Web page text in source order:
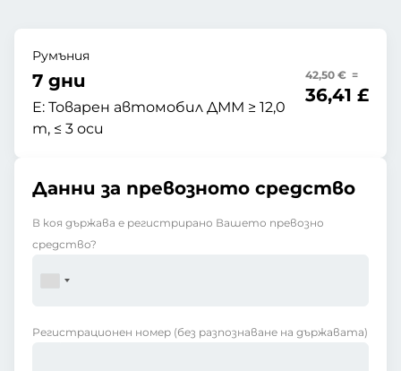
Румъния
7 дни
E: Товарен автомобил ДММ ≥ 12,0
т, ≤ 3 оси
42,50 € =
36,41 £
Данни за превозното средство
В коя държава е регистрирано Вашето превозно
средство?
Регистрационен номер (без разпознаване на държавата)